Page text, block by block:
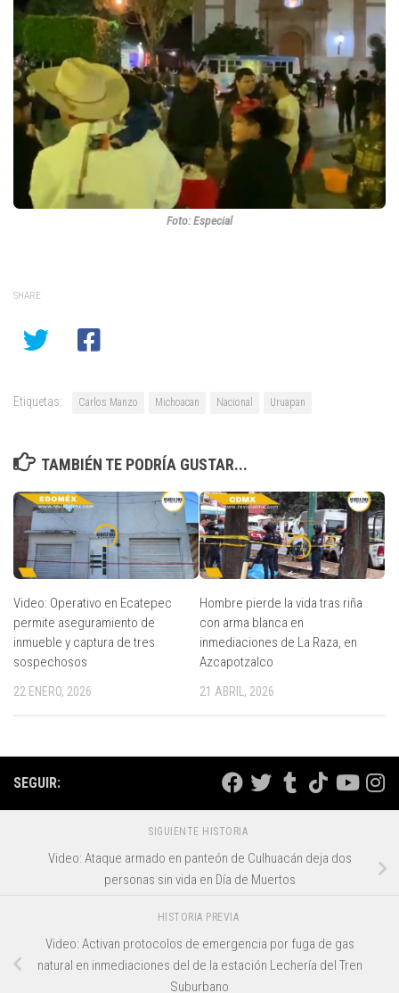
Foto: Especial
SHARE
Etiquetas: Carlos Manzo Michoacan Nacional Uruapan
TAMBIÉN TE PODRÍA GUSTAR...
Video: Operativo en Ecatepec
permite aseguramiento de
inmueble y captura de tres
sospechosos
22 ENERO, 2026
Hombre pierde la vida tras riña
con arma blanca en
inmediaciones de La Raza, en
Azcapotzalco
21 ABRIL, 2026
SEGUIR:
SIGUIENTE HISTORIA
Video: Ataque armado en panteón de Culhuacán deja dos
personas sin vida en Día de Muertos
HISTORIA PREVIA
Video: Activan protocolos de emergencia por fuga de gas
natural en inmediaciones del de la estación Lechería del Tren
Suburbano